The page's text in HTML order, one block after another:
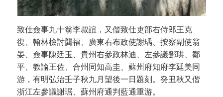
致仕僉事九十翁李叔誼，又偕致仕吏部右侍郎王克
復、翰林檢討龔福、廣東右布政使謝瑀、按察副使翁
晏、僉事陳廷玉、貴州右參政林迪、左參議鄧珙、鄒
平、教諭王佐、合州同知高圭、蘇州府知府李廷美同
游，有明弘治壬子秋九月望後一日題刻。癸丑秋又偕
浙江左參議謝琚、蘇州府通判藍通重游。